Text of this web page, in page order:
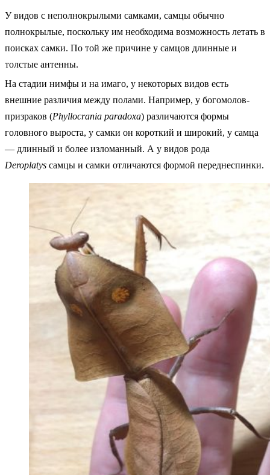
У видов с неполнокрылыми самками, самцы обычно
полнокрылые, поскольку им необходима возможность летать в
поисках самки. По той же причине у самцов длинные и
толстые антенны.
На стадии нимфы и на имаго, у некоторых видов есть
внешние различия между полами. Например, у богомолов-
призраков (Phyllocrania paradoxa) различаются формы
головного выроста, у самки он короткий и широкий, у самца
— длинный и более изломанный. А у видов рода
Deroplatys самцы и самки отличаются формой переднеспинки.